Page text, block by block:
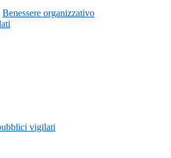
Benessere organizzativo
vigilati